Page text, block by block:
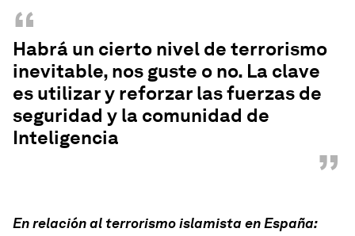
“
Habrá un cierto nivel de terrorismo
inevitable, nos guste o no. La clave
es utilizar y reforzar las fuerzas de
seguridad y la comunidad de
Inteligencia
”
En relación al terrorismo islamista en España: